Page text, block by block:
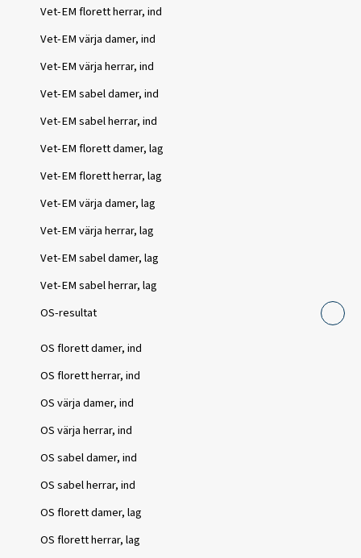
Vet-EM florett herrar, ind
Vet-EM värja damer, ind
Vet-EM värja herrar, ind
Vet-EM sabel damer, ind
Vet-EM sabel herrar, ind
Vet-EM florett damer, lag
Vet-EM florett herrar, lag
Vet-EM värja damer, lag
Vet-EM värja herrar, lag
Vet-EM sabel damer, lag
Vet-EM sabel herrar, lag
OS-resultat
OS florett damer, ind
OS florett herrar, ind
OS värja damer, ind
OS värja herrar, ind
OS sabel damer, ind
OS sabel herrar, ind
OS florett damer, lag
OS florett herrar, lag